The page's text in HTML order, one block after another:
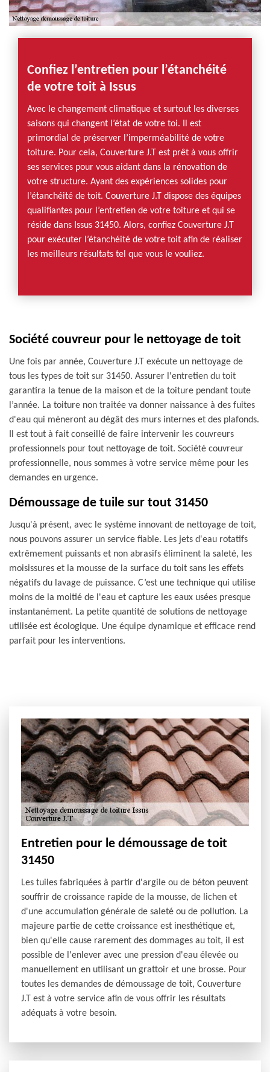
Confiez l’entretien pour l’étanchéité
de votre toit à Issus
Avec le changement climatique et surtout les diverses
saisons qui changent l’état de votre toi. Il est
primordial de préserver l’imperméabilité de votre
toiture. Pour cela, Couverture J.T est prêt à vous offrir
ses services pour vous aidant dans la rénovation de
votre structure. Ayant des expériences solides pour
l’étanchéité de toit. Couverture J.T dispose des équipes
qualifiantes pour l’entretien de votre toiture et qui se
réside dans Issus 31450. Alors, confiez Couverture J.T
pour exécuter l’étanchéité de votre toit afin de réaliser
les meilleurs résultats tel que vous le vouliez.
Société couvreur pour le nettoyage de toit
Une fois par année, Couverture J.T exécute un nettoyage de
tous les types de toit sur 31450. Assurer l'entretien du toit
garantira la tenue de la maison et de la toiture pendant toute
l’année. La toiture non traitée va donner naissance à des fuites
d'eau qui mèneront au dégât des murs internes et des plafonds.
Il est tout à fait conseillé de faire intervenir les couvreurs
professionnels pour tout nettoyage de toit. Société couvreur
professionnelle, nous sommes à votre service même pour les
demandes en urgence.
Démoussage de tuile sur tout 31450
Jusqu'à présent, avec le système innovant de nettoyage de toit,
nous pouvons assurer un service fiable. Les jets d'eau rotatifs
extrêmement puissants et non abrasifs éliminent la saleté, les
moisissures et la mousse de la surface du toit sans les effets
négatifs du lavage de puissance. C’est une technique qui utilise
moins de la moitié de l'eau et capture les eaux usées presque
instantanément. La petite quantité de solutions de nettoyage
utilisée est écologique. Une équipe dynamique et efficace rend
parfait pour les interventions.
Entretien pour le démoussage de toit
31450
Les tuiles fabriquées à partir d'argile ou de béton peuvent
souffrir de croissance rapide de la mousse, de lichen et
d'une accumulation générale de saleté ou de pollution. La
majeure partie de cette croissance est inesthétique et,
bien qu'elle cause rarement des dommages au toit, il est
possible de l'enlever avec une pression d'eau élevée ou
manuellement en utilisant un grattoir et une brosse. Pour
toutes les demandes de démoussage de toit, Couverture
J.T est à votre service afin de vous offrir les résultats
adéquats à votre besoin.